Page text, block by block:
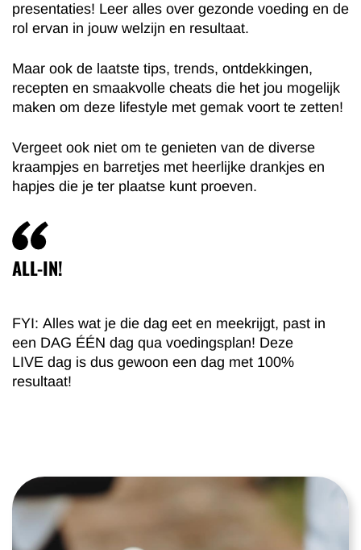
presentaties! Leer alles over gezonde voeding en de
rol ervan in jouw welzijn en resultaat.
Maar ook de laatste tips, trends, ontdekkingen,
recepten en smaakvolle cheats die het jou mogelijk
maken om deze lifestyle met gemak voort te zetten!
Vergeet ook niet om te genieten van de diverse
kraampjes en barretjes met heerlijke drankjes en
hapjes die je ter plaatse kunt proeven.
ALL-IN!
FYI: Alles wat je die dag eet en meekrijgt, past in
een DAG ÉÉN dag qua voedingsplan! Deze
LIVE dag is dus gewoon een dag met 100%
resultaat!